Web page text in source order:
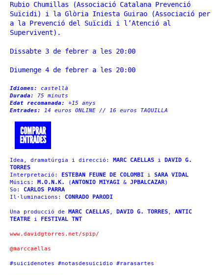
Rubio Chumillas (Associació Catalana Prevenció
Suïcidi) i la Glòria Iniesta Guirao (Associació per
a la Prevenció del Suïcidi i l’Atenció al
Supervivent).
Dissabte 3 de febrer a les 20:00
Diumenge 4 de febrer a les 20:00
Idiomes: castellà
Durada: 75 minuts
Edat recomanada: +15 anys
Entrades: 14 euros ONLINE // 16 euros TAQUILLA
COMPRAR
ENTRADES
Idea, dramatúrgia i direcció: MARC CAELLAS i DAVID G.
TORRES
Interpretació: ESTEBAN FEUNE DE COLOMBI i SARA VIDAL
Músics: M.O.N.K. (ANTONIO MIYAGI & JPBALCAZAR)
So: CARLOS PARRA
Il·luminacions: CONRADO PARODI
Una producció de MARC CAELLAS, DAVID G. TORRES, ANTIC
TEATRE i FESTIVAL TNT
www.davidgtorres.net/spip/
@marccaellas
#suicidenotes #notasdesuicidio #rarasartes